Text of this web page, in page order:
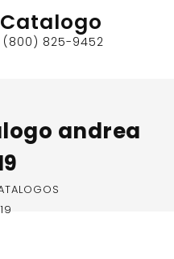
(800) 825-9452
andrea